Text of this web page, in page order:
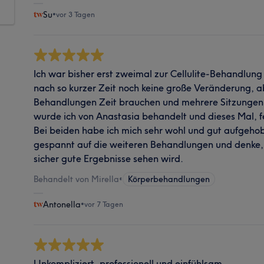
Su•vor 3 Tagen
Ich war bisher erst zweimal zur Cellulite-
nach so kurzer Zeit noch keine große Veränderung,
Behandlungen Zeit brauchen und mehrere
wurde ich von Anastasia behandelt und dieses Mal,
Bei beiden habe ich mich sehr wohl und gut
gespannt auf die weiteren Behandlungen und
sicher gute Ergebnisse sehen wird.
Behandelt von Mirella• Körperbehandlungen
Antonella•vor 7 Tagen